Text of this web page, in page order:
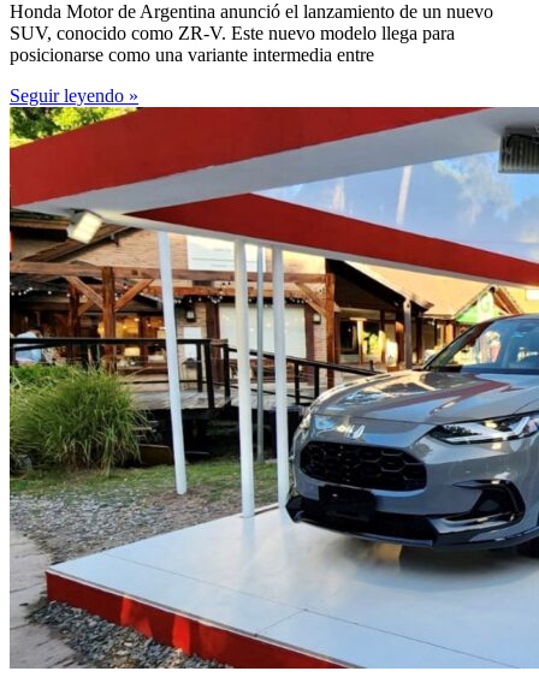
Honda Motor de Argentina anunció el lanzamiento de un nuevo
SUV, conocido como ZR-V. Este nuevo modelo llega para
posicionarse como una variante intermedia entre
Seguir leyendo »